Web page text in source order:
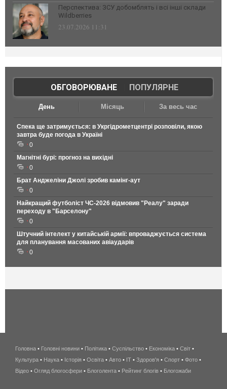
Перспектива: ЗСУ добомблять і всі інші склади
Wildberries
23.07.2026 11:31
ОБГОВОРЮВАНЕ| ПОПУЛЯРНЕ
День Місяць За весь час
Спека ще затримується: в Укргідрометцентрі розповіли, якою
завтра буде погода в Україні
0
Магнітні бурі: прогноз на вихідні
0
Брат Анджеліни Джолі зробив камінг-аут
0
Найкращий футболіст ЧС-2026 відмовив "Реалу" заради
переходу в "Барселону"
0
Штучний інтелект у китайській армії: впроваджується система
для планування масованих авіаударів
0
беспроводной
интернет
киев
Головна • Головні новини • Політика • Суспільство • Економіка • Світ •
Культура • Наука • Історія • Освіта • Авто • IT • Здоров'я • Спорт • Фото •
Відео • Огляд блогосфери • Блоголента • Рейтинг блогів • Блогожаби